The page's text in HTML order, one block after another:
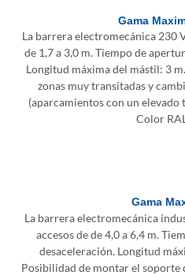
Gama
La barrera electromecánica 230
de 1,7 a 3,0 m. Tiempo de
Longitud máxima del mástil: 3
zonas muy transitadas y
(aparcamientos con un
Color
Gama
La barrera electromecánica
accesos de de 4,0 a 6,4 m.
desaceleración. Longitud
Posibilidad de montar el soporte